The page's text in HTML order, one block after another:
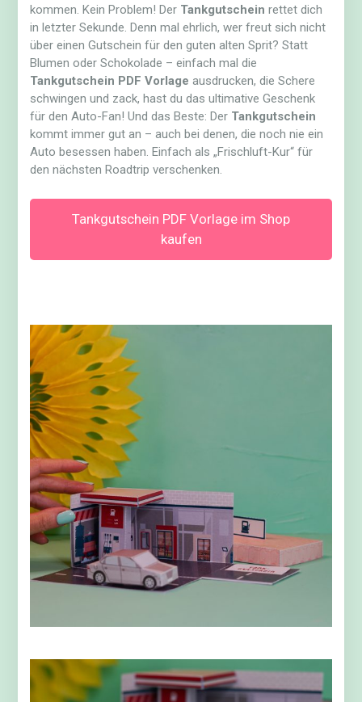
kommen. Kein Problem! Der Tankgutschein rettet dich
in letzter Sekunde. Denn mal ehrlich, wer freut sich nicht
über einen Gutschein für den guten alten Sprit? Statt
Blumen oder Schokolade – einfach mal die
Tankgutschein PDF Vorlageausdrucken, die Schere
schwingen und zack, hast du das ultimative Geschenk
für den Auto-Fan! Und das Beste: Der Tankgutschein
kommt immer gut an – auch bei denen, die noch nie ein
Auto besessen haben. Einfach als „Frischluft-Kur“ für
den nächsten Roadtrip verschenken.
Tankgutschein PDF Vorlage im Shop
kaufen